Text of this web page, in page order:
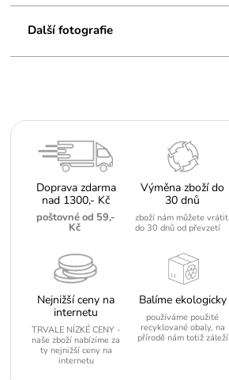
Další fotografie
Doprava zdarma
nad 1300,- Kč
poštovné od 59,-
Kč
Výměna zboží do
30 dnů
zboží nám můžete vrátit
do 30 dnů od převzetí
Nejnižší ceny na
internetu
TRVALE NÍZKÉ CENY -
naše zboží nabízíme za
ty nejnižší ceny na
internetu
Balíme ekologicky
používáme použité
recyklované obaly, na
přírodě nám totiž záleží